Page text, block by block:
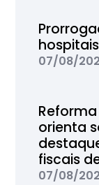
07/08/
orienta
fiscais
07/08/